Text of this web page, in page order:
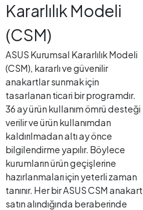
Kararlılık Modeli
(CSM)
ASUS Kurumsal Kararlılık Modeli
(CSM), kararlı ve güvenilir
anakartlar sunmak için
tasarlanan ticari bir programdır.
36 ay ürün kullanım ömrü desteği
verilir ve ürün kullanımdan
kaldırılmadan altı ay önce
bilgilendirme yapılır. Böylece
kurumların ürün geçişlerine
hazırlanmaları için yeterli zaman
tanınır. Her bir ASUS CSM anakart
satın alındığında beraberinde